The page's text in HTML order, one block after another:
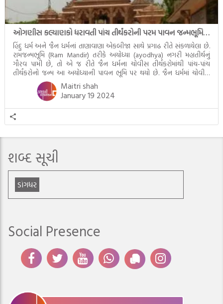
ઓગણીસ કલ્યાણકો ધરાવતી પાંચ તીર્થંકરોની પરમ પાવન જન્મભૂમિ – અયોધ્યા (Ayodhya)
હિંદુ ધર્મ અને જૈન ધર્મનાં તાણાવાણા એકબીજા સાથે પ્રગાઢ રીતે સંકળાયેલા છે.
રામજન્મભૂમિ (Ram Mandir) તરીકે અયોધ્યા (ayodhya) નગરી મહાતીર્થનું
ગૌરવ પામી છે, તો એ જ રીતે જૈન ધર્મના ચોવીસ તીર્થંકરોમાંથી પાંચ-પાંચ
તીર્થંકરોનો જન્મ આ અયોધ્યાની પાવન ભૂમિ પર થયો છે. જૈન ધર્મમાં ચોવીસ
તીર્થંકરોમાંથી પાંચ-પાંચ તીર્થંકરોનાં કલ્યાણકો અહીં આવ્યાં છે. દરેક તીર્થંકરના
જીવનની ચ્યવન(માતાના […]
Maitri shah
January 19 2024
શબ્દ સૂચી
ડાંગધર
Social Presence